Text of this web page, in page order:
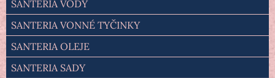
SANTERIA VODY
SANTERIA VONNÉ TYČINKY
SANTERIA OLEJE
SANTERIA SADY